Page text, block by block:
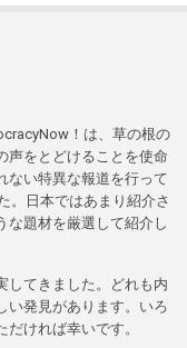
！は、草の根の
声をとどけることを使命
ない特異な報道を行って
。日本ではあまり紹介さ
な題材を厳選して紹介し
してきました。どれも内
い発見があります。いろ
ければ幸いです。